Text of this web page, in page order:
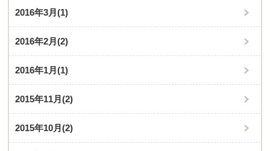
2016年3月(1)
2016年2月(2)
2016年1月(1)
2015年11月(2)
2015年10月(2)